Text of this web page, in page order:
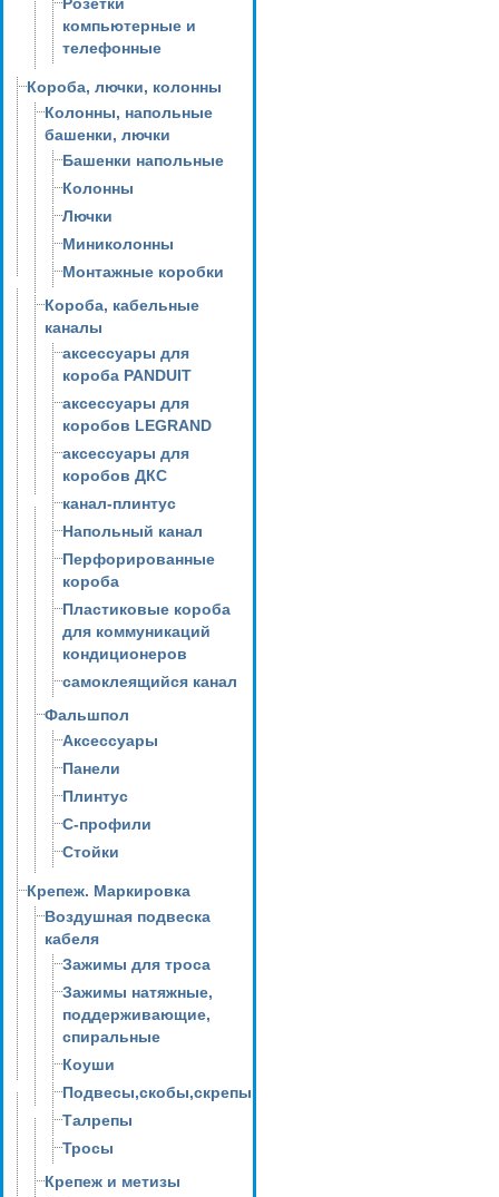
компьютерные и
телефонные
Короба, лючки, колонны
Колонны, напольные
башенки, лючки
Башенки напольные
Колонны
Лючки
Миниколонны
Монтажные коробки
Короба, кабельные
каналы
аксессуары для
короба PANDUIT
аксессуары для
коробов LEGRAND
аксессуары для
коробов ДКС
канал-плинтус
Напольный канал
Перфорированные
короба
Пластиковые короба
для коммуникаций
кондиционеров
самоклеящийся канал
Фальшпол
Аксессуары
Панели
Плинтус
С-профили
Стойки
Крепеж. Маркировка
Воздушная подвеска
кабеля
Зажимы для троса
Зажимы натяжные,
поддерживающие,
спиральные
Коуши
Подвесы,скобы,скрепы
Талрепы
Тросы
Крепеж и метизы